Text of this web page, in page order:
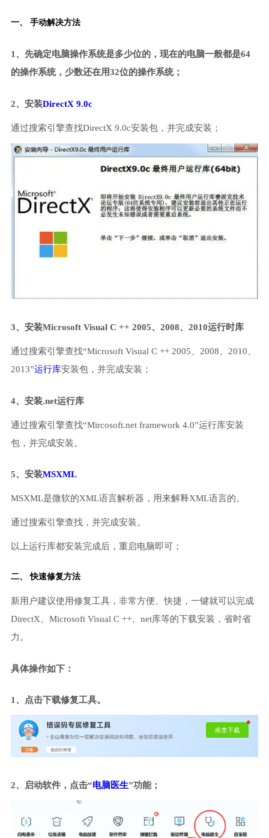
一、 手动解决方法
1、先确定电脑操作系统是多少位的，现在的电脑一般都是64
的操作系统，少数还在用32位的操作系统；
2、安装DirectX 9.0c
通过搜索引擎查找DirectX 9.0c安装包，并完成安装；
3、安装Microsoft Visual C ++ 2005、2008、2010运行时库
通过搜索引擎查找“Microsoft Visual C ++ 2005、2008、2010、
2013”运行库安装包，并完成安装；
4、安装.net运行库
通过搜索引擎查找“Mircosoft.net framework 4.0”运行库安装
包，并完成安装。
5、安装MSXML
MSXML是微软的XML语言解析器，用来解释XML语言的。
通过搜索引擎查找，并完成安装。
以上运行库都安装完成后，重启电脑即可；
二、 快速修复方法
新用户建议使用修复工具，非常方便、快捷，一键就可以完成
DirectX、Microsoft Visual C ++、net库等的下载安装，省时省
力。
具体操作如下：
1、点击下载修复工具。
2、启动软件，点击“电脑医生”功能；